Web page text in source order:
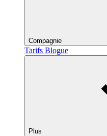
Compagnie
Tarifs Blogue
Plus